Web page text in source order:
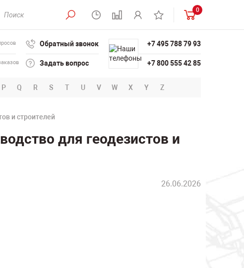
0
Обратный звонок
Задать вопрос
+7 495 788 79 93
+7 800 555 42 85
P Q R S T U V W X Y Z
и строителей
для геодезистов и
26.06.2026